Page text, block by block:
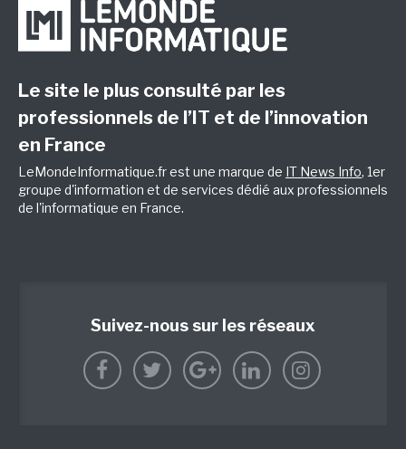
Le site le plus consulté par les
professionnels de l’IT et de l’innovation
en France
LeMondeInformatique.fr est une marque de IT News Info, 1er
groupe d'information et de services dédié aux professionnels
de l'informatique en France.
Suivez-nous sur les réseaux